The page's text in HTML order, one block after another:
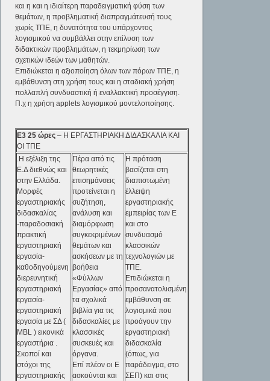
και η και η ιδιαίτερη παραδειγματική φύση των
θεμάτων, η προβληματική διαπραγμάτευσή τους
χωρίς ΤΠΕ, η δυνατότητα του υπάρχοντος
λογισμικού να συμβάλλει στην επίλυση των
διδακτικών προβλημάτων, η τεκμηρίωση των
σχετικών ιδεών των μαθητών.
Επιδιώκεται η αξιοποίηση όλων των πόρων ΤΠΕ, η
εμβάθυνση στη χρήση τους και η σταδιακή χρήση
πολλαπλή συνδυαστική ή εναλλακτική προσέγγιση.
Π.χ η χρήση applets λογισμικού μοντελοποίησης.
Ε325 ώρες – Η ΕΡΓΑΣΤΗΡΙΑΚΗ ΔΙΔΑΣΚΑΛΙΑ ΚΑΙ
ΟΙ ΤΠΕ
.Η εξέλιξη της
Ε.Δ διεθνώς και
στην Ελλάδα.
Μορφές
εργαστηριακής
διδασκαλίας
-παραδοσιακή
πρακτική
εργαστηριακή
εργασία-
καθοδηγούμενη
διερευνητική
εργαστηριακή
εργασία-
εργαστηριακή
εργασία με ΣΔ (
MBL ) εικονικά
εργαστήρια .
Σκοποί και
στόχοι της
εργαστηριακής
Πέρα από τις
θεωρητικές
επισημάνσεις
προτείνεται η
συζήτηση,
ανάλυση και
διαμόρφωση
συγκεκριμένων
θεμάτων και
ασκήσεων με τη
βοήθεια
«Φύλλων
Εργασίας» από
τα σχολικά
βιβλία για τις
διδασκαλίες με
κλασσικές
συσκευές και
όργανα.
Επί πλέον οι Ε
ασκούνται και
Η πρόταση
βασίζεται στη
διαπιστωμένη
έλλειψη
εργαστηριακής
εμπειρίας των Ε
και στο
συνδυασμό
κλασσικών
τεχνολογιών με
ΤΠΕ.
Επιδιώκεται η
προσανατολισμένη
εμβάθυνση σε
λογισμικά που
προάγουν την
εργαστηριακή
διδασκαλία
(όπως, για
παράδειγμα, στο
ΣΕΠ) και στις